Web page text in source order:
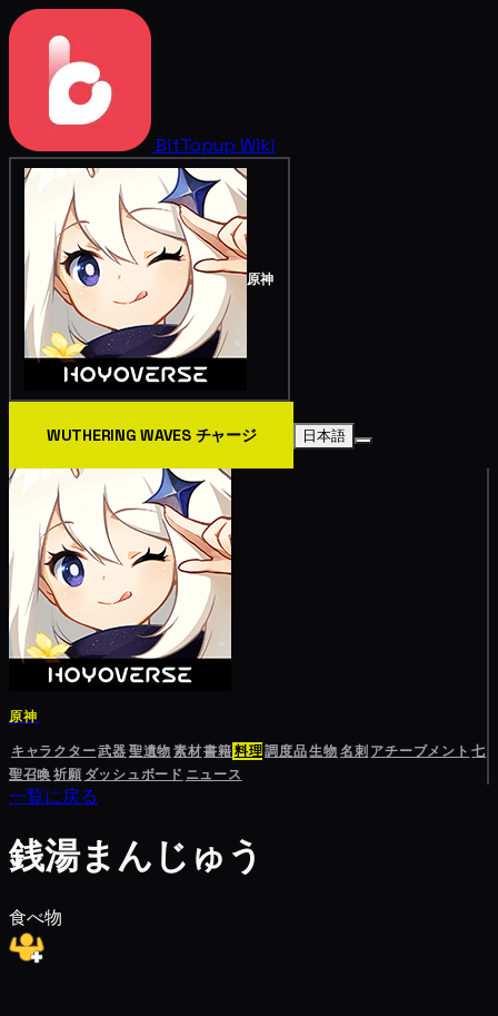
BitTopup Wiki
原神
WUTHERING WAVES チャージ 日本語
原神
キャラクター武器聖遺物素材書籍料理調度品生物名刺 アチーブメント 七
聖召喚祈願 ダッシュボード ニュース
一覧に戻る
銭湯まんじゅう
食べ物